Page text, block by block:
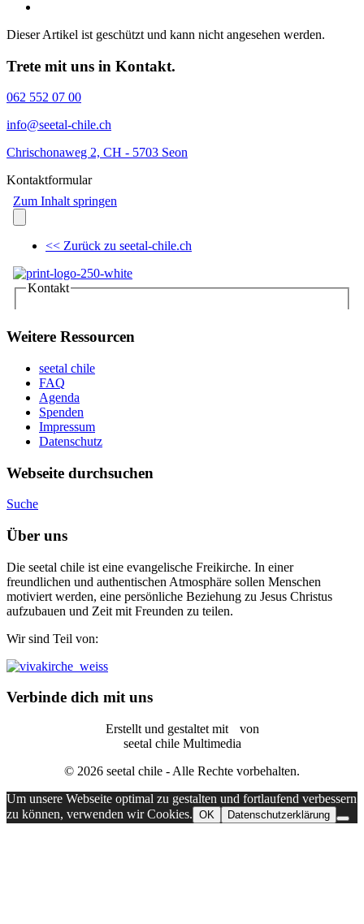
Dieser Artikel ist geschützt und kann nicht angesehen werden.
Trete mit uns in Kontakt.
062 552 07 00
info@seetal-chile.ch
Chrischonaweg 2, CH - 5703 Seon
Kontaktformular
Weitere Ressourcen
seetal chile
FAQ
Agenda
Spenden
Impressum
Datenschutz
Webseite durchsuchen
Suche
Über uns
Die seetal chile ist eine evangelische Freikirche. In einer
freundlichen und authentischen Atmosphäre sollen Menschen
motiviert werden, eine persönliche Beziehung zu Jesus Christus
aufzubauen und Zeit mit Freunden zu teilen.
Wir sind Teil von:
Verbinde dich mit uns
Erstellt und gestaltet mit
von
seetal chile Multimedia
© 2026 seetal chile - Alle Rechte vorbehalten.
Um unsere Webseite optimal zu gestalten und fortlaufend verbessern
zu können, verwenden wir Cookies. OK Datenschutzerklärung